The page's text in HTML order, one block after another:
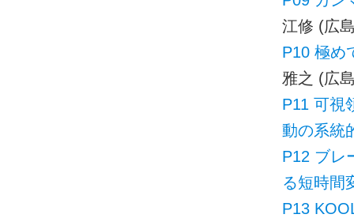
江修 (広
P10 極め
雅之 (広
P11 可視
動の系統
P12 ブレ
る短時間
P13